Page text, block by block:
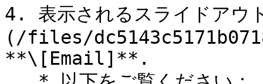
4. 表示されるスライドア
(/files/
**\[Email]**.